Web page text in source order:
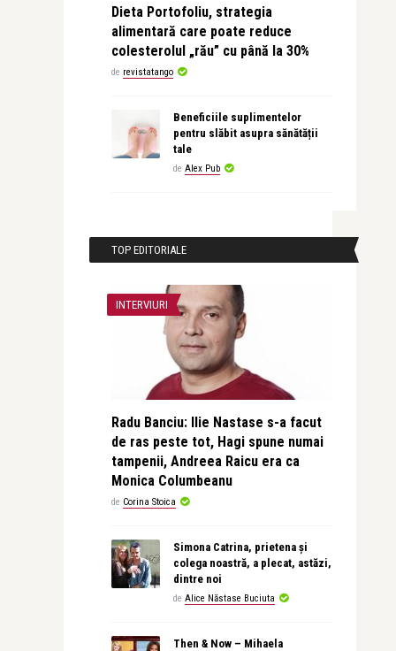
Dieta Portofoliu, strategia
alimentară care poate reduce
colesterolul „rău” cu până la 30%
de revistatango
Beneficiile suplimentelor
pentru slăbit asupra sănătății
tale
de Alex Pub
TOP EDITORIALE
INTERVIURI
Radu Banciu: Ilie Nastase s-a facut
de ras peste tot, Hagi spune numai
tampenii, Andreea Raicu era ca
Monica Columbeanu
de Corina Stoica
Simona Catrina, prietena și
colega noastră, a plecat, astăzi,
dintre noi
de Alice Năstase Buciuta
Then & Now – Mihaela